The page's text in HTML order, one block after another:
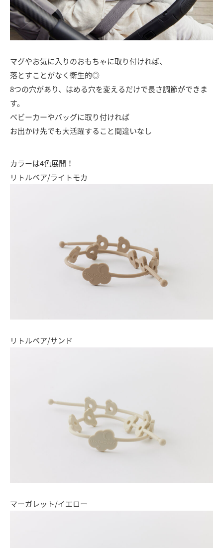
マグやお気に入りのおもちゃに取り付ければ、
落とすことがなく衛生的◎
8つの穴があり、はめる穴を変えるだけで長さ調節ができま
す。
ベビーカーやバッグに取り付ければ
お出かけ先でも大活躍すること間違いなし
カラーは4色展開！
リトルベア/ライトモカ
リトルベア/サンド
マーガレット/イエロー